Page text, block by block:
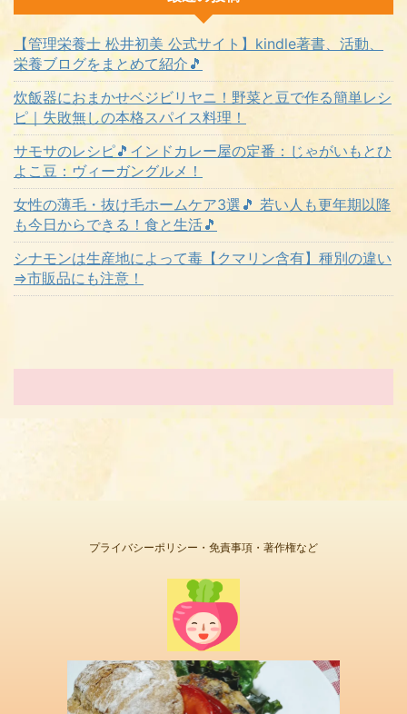
【管理栄養士 松井初美 公式サイト】kindle著書、活動、
栄養ブログをまとめて紹介🎵
炊飯器におまかせベジビリヤニ！野菜と豆で作る簡単レシ
ピ｜失敗無しの本格スパイス料理！
サモサのレシピ🎵インドカレー屋の定番：じゃがいもとひ
よこ豆：ヴィーガングルメ！
女性の薄毛・抜け毛ホームケア3選🎵 若い人も更年期以降
も今日からできる！食と生活🎵
シナモンは生産地によって毒【クマリン含有】種別の違い
⇒市販品にも注意！
プライバシーポリシー・免責事項・著作権など